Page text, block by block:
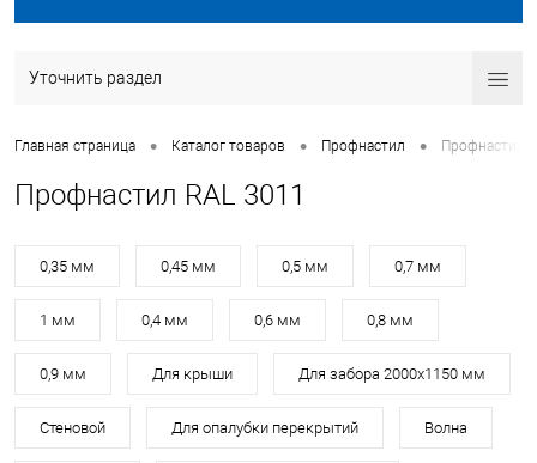
Уточнить раздел
Главная страница • Каталог товаров • Профнастил • Профнастил
Профнастил RAL 3011
0,35 мм 0,45 мм 0,5 мм 0,7 мм
1 мм 0,4 мм 0,6 мм 0,8 мм
0,9 мм Для крыши Для забора 2000х1150 мм
Стеновой Для опалубки перекрытий Волна